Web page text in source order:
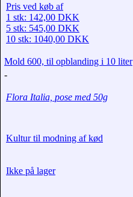
Pris ved køb af
1 stk: 142,00 DKK
5 stk: 545,00 DKK
10 stk: 1040,00 DKK
Mold 600, til opblanding i 10 liter
-
Flora Italia, pose med 50g
Kultur til modning af kød
Ikke på lager